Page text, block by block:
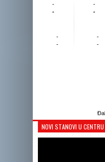
-
-
-
-
-
-
-
-
NOVI STANOVI U